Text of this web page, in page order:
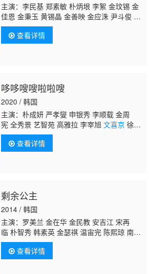
主演：李民基 郑素敏 朴炳垠 李絮 金玟锡 金
佳恩 金秉玉 黄锡晶 金善映 金应洙 尹斗俊 尹
普美文喜京尹素熙 金旻奎 李清娥
查看详情
哆哆嗖嗖啦啦嗖
2020 / 韩国
主演：朴成妍 严孝燮 申银秀 李顺载 金周
宪 全秀景 艺智苑 高雅拉 李宰旭 文喜京徐宜
淑 文泰佑 金周妍
查看详情
剩余公主
2014 / 韩国
主演：罗美兰 金在华 金民教 安吉江 宋再
临 朴智秀 韩素英 金瑟祺 温宙完 陈熙琼 南柱
赫 李佳袁文喜京
儿 金珍希 池浩成
查看详情